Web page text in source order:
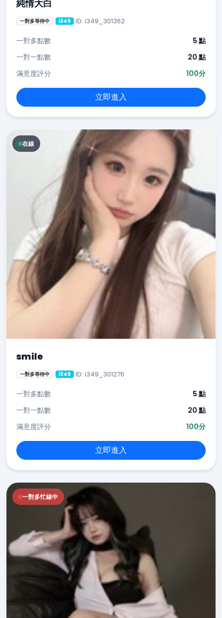
純情大白
一對多等待中 i349 ID: i349_301362
一對多點數
5 點
一對一點數
20 點
滿意度評分
100分
立即進入
在線
smile
一對多等待中 i349 ID: i349_301276
一對多點數
5 點
一對一點數
20 點
滿意度評分
100分
立即進入
一對多忙線中